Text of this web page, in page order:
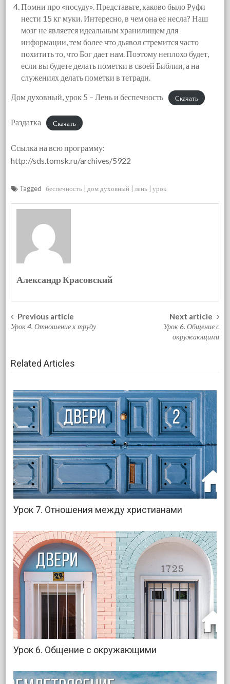
Помни про «посуду». Представьте, каково было Руфи
нести 15 кг муки. Интересно, в чем она ее несла? Наш
мозг не является идеальным хранилищем для
информации, тем более что дьявол стремится часто
похитить то, что Бог дает нам. Поэтому неплохо будет,
если вы будете делать пометки в своей Библии, а на
служениях делать пометки в тетради.
Дом духовный, урок 5 – Лень и беспечность
Скачать
Раздатка Скачать
Ссылка на всю программу:
http://sds.tomsk.ru/archives/5922
Tagged беспечность дом духовный лень урок
Александр Красовский
Post navigation
Previous article
Урок 4. Отношение к труду
Next article
Урок 6. Общение с
окружающими
Related Articles
Урок 7. Отношения между христианами
Урок 6. Общение с окружающими